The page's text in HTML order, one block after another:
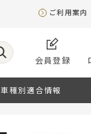
ご利用案内
会員登録
車種別適合情報